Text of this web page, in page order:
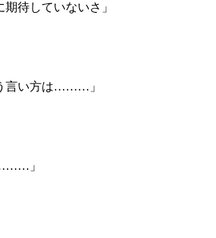
待していないさ」
言い方は………」
」